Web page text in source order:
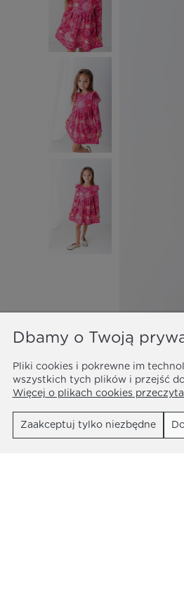
Dbamy o Twoją
Pliki cookies i pokrewne im
wszystkich tych plików i przejść
Więcej o plikach cookies
Zaakceptuj tylko niezbędne